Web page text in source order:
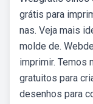
grátis para
nas. Veja mais
molde de.
imprimir. Temos
gratuitos para
desenhos para